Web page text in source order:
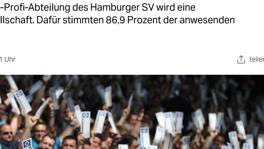
Profi-Abteilung des Hamburger SV wird eine
Dafür stimmten 86,9 Prozent der anwesenden
Uhr